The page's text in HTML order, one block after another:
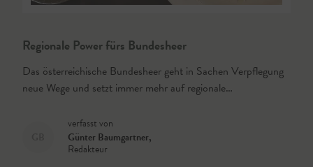
Regionale Power fürs Bundesheer
Das österreichische Bundesheer geht in Sachen Verpflegung
neue Wege und setzt immer mehr auf regionale…
verfasst von
Günter Baumgartner,
Redakteur